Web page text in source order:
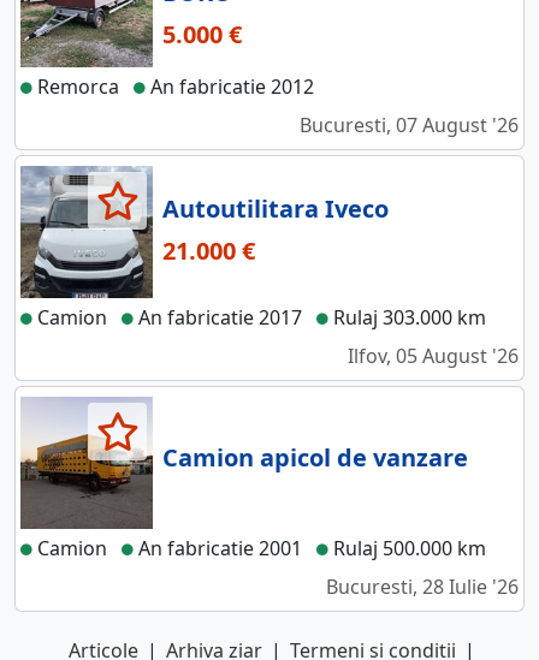
5.000 €
Remorca
An fabricatie 2012
Bucuresti, 07 August '26
Autoutilitara Iveco
21.000 €
Camion An fabricatie 2017
Rulaj 303.000 km
Ilfov, 05 August '26
Camion apicol de vanzare
Camion An fabricatie 2001
Rulaj 500.000 km
Bucuresti, 28 Iulie '26
Articole | Arhiva ziar | Termeni si conditii |